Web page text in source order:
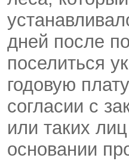
дней после
поселиться
годовую
согласии с
или таких
основании